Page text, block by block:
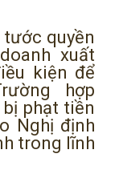
quyền
xuất
kiện để
hợp
phạt tiền
Nghị định
trong lĩnh